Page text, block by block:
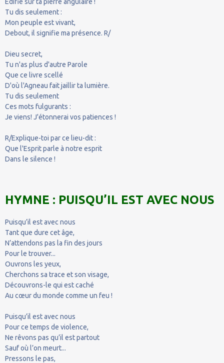
Tu dis seulement :
Mon peuple est vivant,
Debout, il signifie ma présence. R/
Dieu secret,
Tu n'as plus d'autre Parole
Que ce livre scellé
D'où l'Agneau fait jaillir ta lumière.
Tu dis seulement
Ces mots fulgurants :
Je viens! J'étonnerai vos patiences !
R/Explique-toi par ce lieu-dit :
Que l'Esprit parle à notre esprit
Dans le silence !
HYMNE : PUISQU’IL EST AVEC NOUS
Puisqu’il est avec nous
Tant que dure cet âge,
N’attendons pas la fin des jours
Pour le trouver...
Ouvrons les yeux,
Cherchons sa trace et son visage,
Découvrons-le qui est caché
Au cœur du monde comme un feu !
Puisqu’il est avec nous
Pour ce temps de violence,
Ne rêvons pas qu’il est partout
Sauf où l’on meurt...
Pressons le pas,